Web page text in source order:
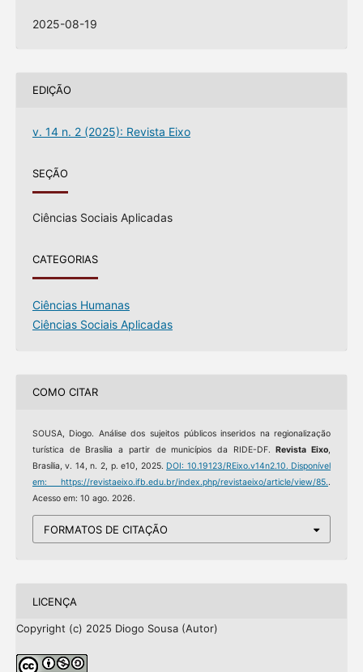
2025-08-19
EDIÇÃO
v. 14 n. 2 (2025): Revista Eixo
SEÇÃO
Ciências Sociais Aplicadas
CATEGORIAS
Ciências Humanas
Ciências Sociais Aplicadas
COMO CITAR
SOUSA, Diogo. Análise dos sujeitos públicos inseridos na regionalização
turística de Brasília a partir de municípios da RIDE-DF.Revista Eixo,
Brasília, v. 14, n. 2, p. e10, 2025. DOI: 10.19123/REixo.v14n2.10. Disponível
em: https://revistaeixo.ifb.edu.br/index.php/revistaeixo/article/view/85..
Acesso em: 10 ago. 2026.
FORMATOS DE CITAÇÃO
LICENÇA
Copyright (c) 2025 Diogo Sousa (Autor)